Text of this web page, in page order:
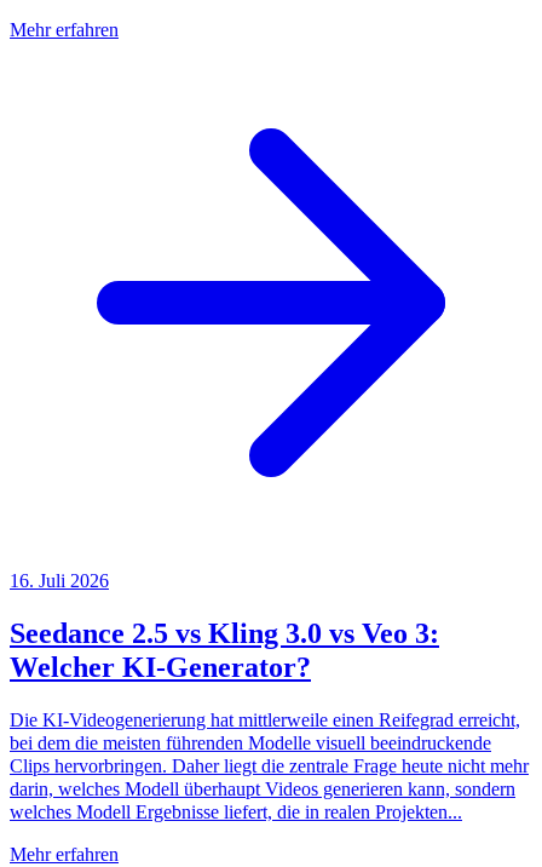
Mehr erfahren
16. Juli 2026
Seedance 2.5 vs Kling 3.0 vs Veo 3:
Welcher KI-Generator?
Die KI-Videogenerierung hat mittlerweile einen Reifegrad erreicht,
bei dem die meisten führenden Modelle visuell beeindruckende
Clips hervorbringen. Daher liegt die zentrale Frage heute nicht mehr
darin, welches Modell überhaupt Videos generieren kann, sondern
welches Modell Ergebnisse liefert, die in realen Projekten...
Mehr erfahren